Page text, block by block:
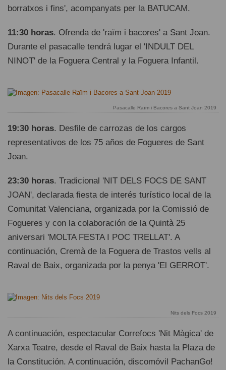
borratxos i fins', acompanyats per la BATUCAM.
11:30 horas. Ofrenda de 'raïm i bacores' a Sant Joan.
Durante el pasacalle tendrá lugar el 'INDULT DEL
NINOT' de la Foguera Central y la Foguera Infantil.
Pasacalle Raïm i Bacores a Sant Joan 2019
19:30 horas. Desfile de carrozas de los cargos
representativos de los 75 años de Fogueres de Sant
Joan.
23:30 horas. Tradicional 'NIT DELS FOCS DE SANT
JOAN', declarada fiesta de interés turístico local de la
Comunitat Valenciana, organizada por la Comissió de
Fogueres y con la colaboración de la Quintà 25
aniversari 'MOLTA FESTA I POC TRELLAT'. A
continuación, Cremà de la Foguera de Trastos vells al
Raval de Baix, organizada por la penya 'El GERROT'.
Nits dels Focs 2019
A continuación, espectacular Correfocs 'Nit Màgica' de
Xarxa Teatre, desde el Raval de Baix hasta la Plaza de
la Constitución. A continuación, discomóvil PachanGo!